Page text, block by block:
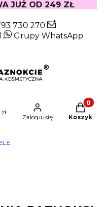
JUŻ OD 249 ZŁ
730 270
Grupy WhatsApp
zł
Zaloguj się Koszyk